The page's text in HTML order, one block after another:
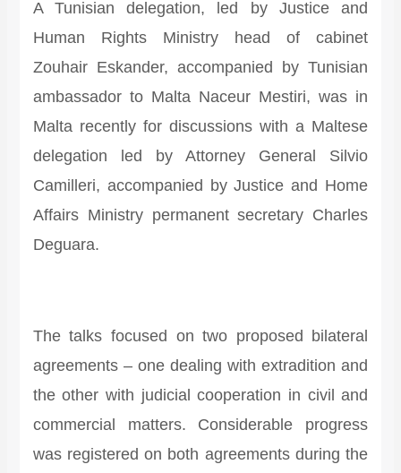
A Tunisian delegation, led by Justice and
Human Rights Ministry head of cabinet
Zouhair Eskander, accompanied by Tunisian
ambassador to Malta Naceur Mestiri, was in
Malta recently for discussions with a Maltese
delegation led by Attorney General Silvio
Camilleri, accompanied by Justice and Home
Affairs Ministry permanent secretary Charles
Deguara.
The talks focused on two proposed bilateral
agreements – one dealing with extradition and
the other with judicial cooperation in civil and
commercial matters. Considerable progress
was registered on both agreements during the